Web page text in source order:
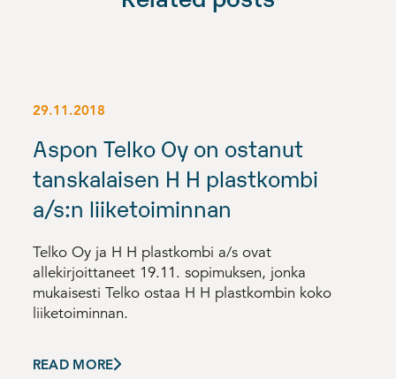
29.11.2018
Aspon Telko Oy on ostanut
tanskalaisen H H plastkombi
a/s:n liiketoiminnan
Telko Oy ja H H plastkombi a/s ovat
allekirjoittaneet 19.11. sopimuksen, jonka
mukaisesti Telko ostaa H H plastkombin koko
liiketoiminnan.
READ MORE